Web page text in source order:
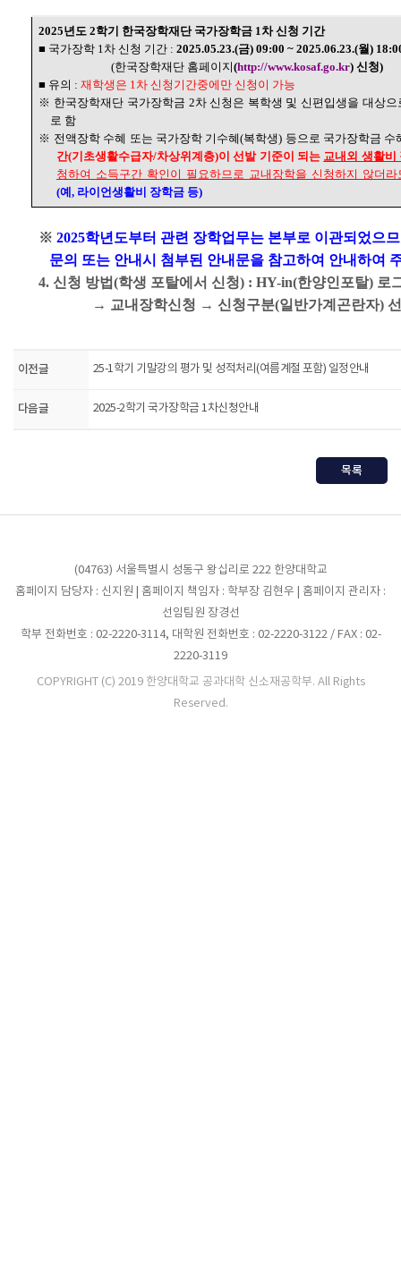
2025년도 2학기 한국장학재단 국가장학금 1차 신청 기간
■ 국가장학 1차 신청 기간 : 2025.05.23.(금) 09:00 ~ 2025.06.23.(월)
(한국장학재단 홈페이지(http://www.kosaf.go.kr) 신청)
■ 유의 : 재학생은 1차 신청기간중에만 신청이 가능
※ 한국장학재단 국가장학금 2차 신청은 복학생 및 신편입생을 대상
로 함
※ 전액장학 수혜 또는 국가장학 기수혜(복학생) 등으로 국가장학금
간(기초생활수급자/차상위계층)이 선발 기준이 되는 교내외 생활비
청하여 소득구간 확인이 필요하므로 교내장학을 신청하지 않더
(예, 라이언생활비 장학금 등)
※ 2025학년도부터 관련 장학업무는 본부로 이관되었으
문의 또는 안내시 첨부된 안내문을 참고하여 안내하여
4. 신청 방법(학생 포탈에서 신청) : HY-in(한양인포탈)
→ 교내장학신청 → 신청구분(일반가계곤란자) 선
이전글 25-1학기 기말강의 평가 및 성적처리(여름계절 포함) 일정안내
다음글 2025-2학기 국가장학금 1차신청안내
목록
(04763) 서울특별시 성동구 왕십리로 222 한양대학교
홈페이지 담당자 : 신지원 | 홈페이지 책임자 : 학부장 김현우 | 홈페이지 관리자 :
선임팀원 장경선
학부 전화번호 : 02-2220-3114, 대학원 전화번호 : 02-2220-3122 / FAX : 02-
2220-3119
COPYRIGHT (C) 2019 한양대학교 공과대학 신소재공학부. All Rights
Reserved.